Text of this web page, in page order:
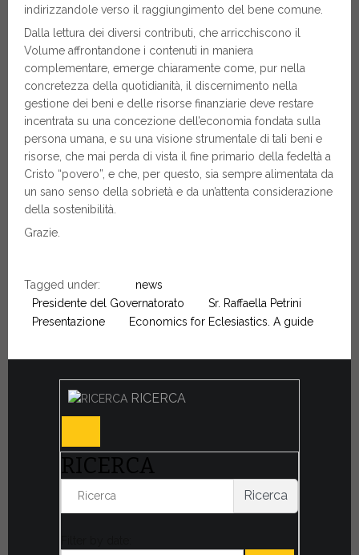
indirizzandole verso il raggiungimento del bene comune.
Dalla lettura dei diversi contributi, che arricchiscono il
Volume affrontandone i contenuti in maniera
complementare, emerge chiaramente come, pur nella
concretezza della quotidianità, il discernimento nella
gestione dei beni e delle risorse finanziarie deve restare
incentrata su una concezione dell’economia fondata sulla
persona umana, e su una visione strumentale di tali beni e
risorse, che mai perda di vista il fine primario della fedeltà a
Cristo “povero”, e che, per questo, sia sempre alimentata da
un sano senso della sobrietà e da un’attenta considerazione
della sostenibilità.
Grazie.
Tagged under:
news
Presidente del Governatorato
Sr. Raffaella Petrini
Presentazione
Economics for Eclesiastics. A guide
RICERCA
RICERCA
Ricerca